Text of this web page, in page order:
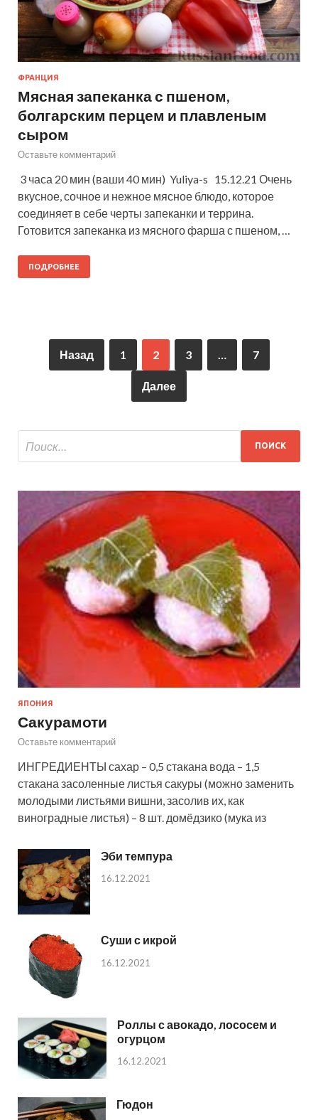
ФРАНЦИЯ
Мясная запеканка с пшеном,
болгарским перцем и плавленым
сыром
Оставьте комментарий
3 часа 20 мин (ваши 40 мин) Yuliya-s 15.12.21 Очень
вкусное, сочное и нежное мясное блюдо, которое
соединяет в себе черты запеканки и террина.
Готовится запеканка из мясного фарша с пшеном, …
ПОДРОБНЕЕ
Назад 1 2 3 … 7
Далее
ЯПОНИЯ
Сакурамоти
Оставьте комментарий
ИНГРЕДИЕНТЫ сахар – 0,5 стакана вода – 1,5
стакана засоленные листья сакуры (можно заменить
молодыми листьями вишни, засолив их, как
виноградные листья) – 8 шт. домёдзико (мука из
Эби темпура
16.12.2021
Суши с икрой
16.12.2021
Роллы с авокадо, лососем и
огурцом
16.12.2021
Гюдон